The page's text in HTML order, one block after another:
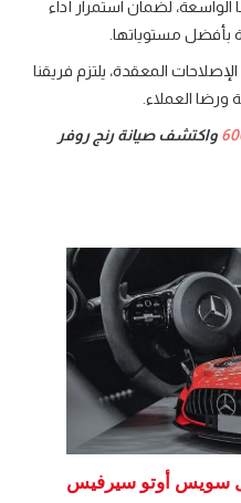
الواسعة، لضمان استمرار أداء
المعقدة، يلتزم فريقنا
ورضا العملاء.
واكتشف صيانة رنج روفر
سويس أوتو سيرفيس